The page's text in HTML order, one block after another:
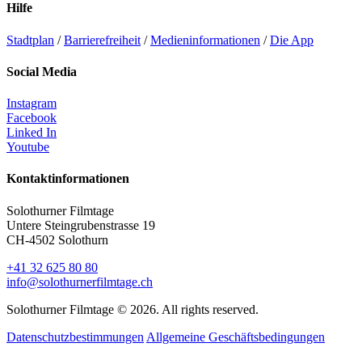
Hilfe
Stadtplan /Barrierefreiheit /Medieninformationen /Die App
Social Media
Instagram
Facebook
Linked In
Youtube
Kontaktinformationen
Solothurner Filmtage
Untere Steingrubenstrasse 19
CH-4502 Solothurn
+41 32 625 80 80
info@solothurnerfilmtage.ch
Solothurner Filmtage © 2026. All rights reserved.
Datenschutzbestimmungen Allgemeine Geschäftsbedingungen